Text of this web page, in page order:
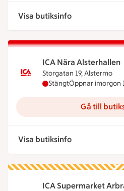
Visa butiksinfo
ICA Nära Alsterhallen
Storgatan 19, Alstermo
ICA Nära
StängtÖppnar imorgon
Gå till
Visa butiksinfo
ICA Supermarket